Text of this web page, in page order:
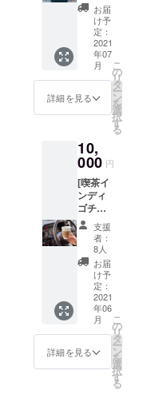
カラー
になり
ます。
※シーグ
ラスは
洗浄、
殺菌済
み。 ----
-----------
クセサ
リーは
BOXに
お入れ
し、郵
送させ
て頂き
ます。
ポスト
へのお
届けと
なりま
す。
お気軽
にご相
談くだ
さい。 *
ご購入
者様本
り有
効。
(追って
こちら
から
メール
アドレ
スをお
知らせ
致しま
15:00〜
,Check
out:
11:00. *
連泊希
望の方
はリ
ターン
開始後
お気軽
にご相
談くだ
さい。 *
ご購入
者様本
り有
効。
をベー
スに活
動して
いる
アー
ティス
トBob
氏が、
によっ
て描い
た”ホピ
族の女
性”。 こ
の素晴
らしい
作品の
繊細な
タッチ
を感じ
て頂く
為に、
絵を描
かれた
まま生
“Zan;p(
布)”を
用いて
作られ
た、東
京を
ベース
に活動
Armi
Tokyo
とWSS
のコラ
ボTとな
りま
す。 大
三島を
訪れる
方々
に”Islan
der(島
民)”の
ように
ステイ
し楽し
お届
け予
定：
2021
年07
月
詳細を見る
こ
の
リ
タ
ー
ン
を
選
択
す
る
10,
000 円
[喫茶イ
ンディ
ゴチ
ケット]
こちら
のチ
ケット
¥10,000
分お好
きな物
をオー
ダー頂
けま
す。(珈
支援
者：
8人
お届
け予
定：
2021
年06
月
詳細を見る
こ
の
リ
タ
ー
ン
を
選
択
す
る